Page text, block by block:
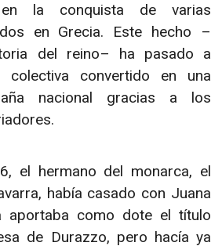
en la conquista de varias
en Grecia. Este hecho –
del reino– ha pasado a
colectiva convertido en una
nacional gracias a los
el hermano del monarca, el
había casado con Juana
aportaba como dote el título
de Durazzo, pero hacía ya